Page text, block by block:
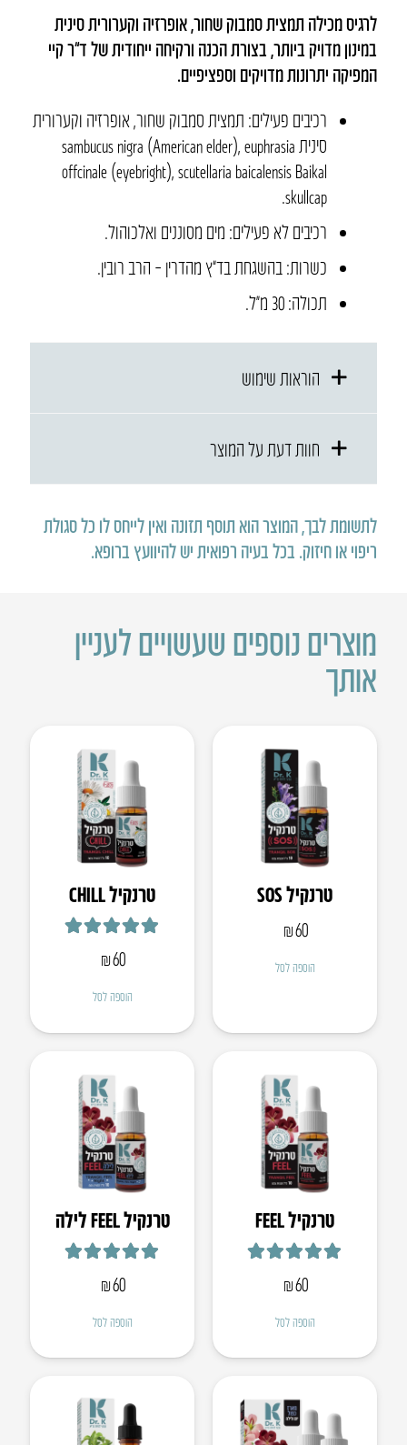
לרגיס מכילה תמצית סמבוק שחור, אופרזיה וקערורית סינית
במינון מדויק ביותר, בצורת הכנה ורקיחה ייחודית של ד”ר קיי
המפיקה יתרונות מדויקים וספציפיים.
רכיבים פעילים: תמצית סמבוק שחור, אופרזיה וקערורית
סינית sambucus nigra (American elder), euphrasia
offcinale (eyebright), scutellaria baicalensis Baikal
skullcap.
רכיבים לא פעילים: מים מסוננים ואלכוהול.
כשרות: בהשגחת בד”ץ מהדרין – הרב רובין.
תכולה: 30 מ״ל.
הוראות שימוש
חוות דעת על המוצר
לתשומת לבך, המוצר הוא תוסף תזונה ואין לייחס לו כל סגולת
ריפוי או חיזוק. בכל בעיה רפואית יש להיוועץ ברופא.
מוצרים נוספים שעשויים לעניין
אותך
טרנקיל SOS
₪60
הוספה לסל
טרנקיל CHILL
₪60
הוספה לסל
טרנקיל FEEL
₪60
הוספה לסל
טרנקיל FEEL לילה
₪60
הוספה לסל